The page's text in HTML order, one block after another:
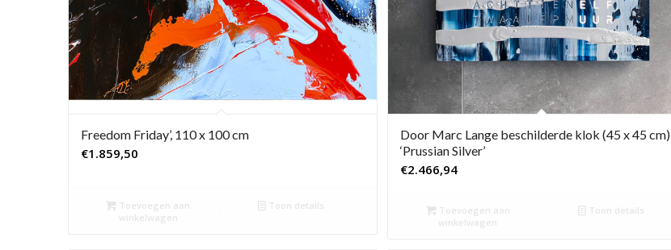
Freedom Friday’, 110 x 100 cm
€1.859,50
Toevoegen aan
winkelwagen
Toon details
Door Marc Lange beschilderde klok (45 x 45 cm)
‘Prussian Silver’
€2.466,94
Toevoegen aan
winkelwagen
Toon details